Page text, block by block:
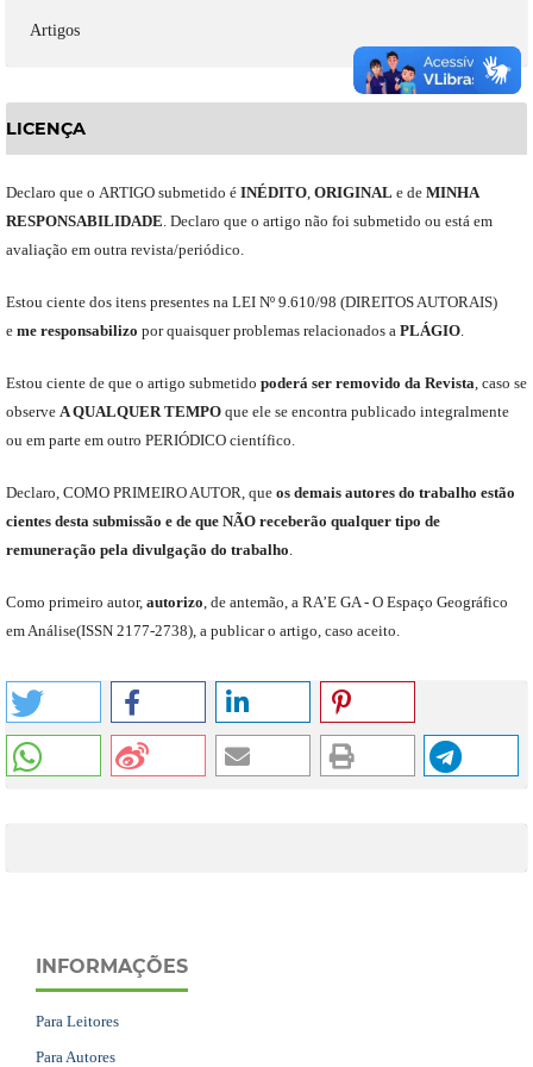
Artigos
LICENÇA
Declaro que o ARTIGO submetido é INÉDITO, ORIGINAL ede MINHA
RESPONSABILIDADE Declaro que o artigo não foi submetido ou está em
avaliação em outra revista/periódico.
Estou ciente dos itens presentes na LEI Nº 9.610/98 (DIREITOS AUTORAIS)
e meresponsabilizo por quaisquer problemas relacionados a PLÁGIO.
Estou ciente de que o artigo submetido poderá ser removido da Revista caso se
observe A QUALQUER TEMPOque elese encontra publicado integralmente
ou em parte em outro PERIÓDICOcientífico.
Declaro COMO PRIMEIRO AUTOR que os demais autores do trabalho estão
cientes desta submissão e de que NÃOreceberão qualquer tipo de
remuneração pela divulgação do trabalho
Como primeiro autor, autorizo de antemão, a RA’E GA - O Espaço Geográfico
em Análise(ISSN 2177-2738), a publicar o artigo, caso aceito.
INFORMAÇÕES
Para Leitores
Para Autores